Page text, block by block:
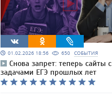
01.02.2026 18:56 650 СОБЫТИЯ
Снова запрет: теперь сайты с
задачами ЕГЭ прошлых лет